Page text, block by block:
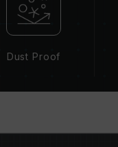
Dust Proof